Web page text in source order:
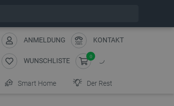
ANMELDUNG KONTAKT
WUNSCHLISTE
0
Smart Home Der Rest